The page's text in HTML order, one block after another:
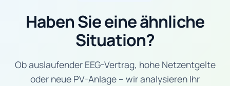
Haben Sie eine ähnliche
Situation?
Ob auslaufender EEG-Vertrag, hohe Netzentgelte
oder neue PV-Anlage – wir analysieren Ihr